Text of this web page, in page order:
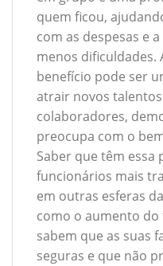
quem ficou,
com as despesas e
menos dificuldades.
benefício pode ser
atrair novos
colaboradores,
preocupa com o
Saber que têm essa
funcionários mais
em outras esferas
como o aumento
sabem que as suas
seguras e que não